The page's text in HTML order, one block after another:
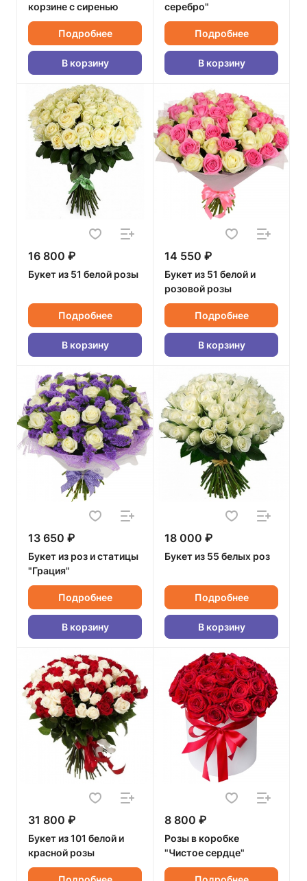
корзине с сиренью
Подробнее
В корзину
серебро"
Подробнее
В корзину
16 800 ₽
Букет из 51 белой розы
Подробнее
В корзину
14 550 ₽
Букет из 51 белой и
розовой розы
Подробнее
В корзину
13 650 ₽
Букет из роз и статицы
"Грация"
Подробнее
В корзину
18 000 ₽
Букет из 55 белых роз
Подробнее
В корзину
31 800 ₽
Букет из 101 белой и
красной розы
8 800 ₽
Розы в коробке
"Чистое сердце"